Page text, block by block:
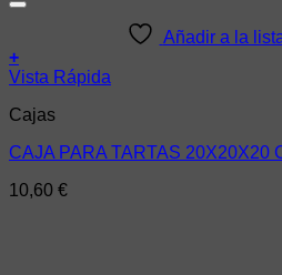
Añadir a la
+
Vista Rápida
Cajas
CAJA PARA TARTAS 20X20X20
10,60 €